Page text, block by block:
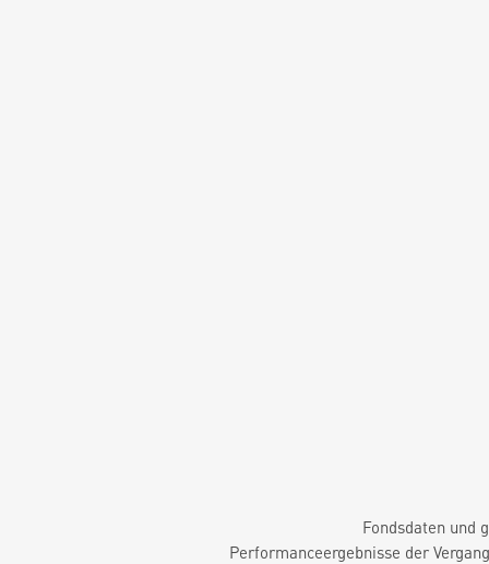
Fondsdaten und
Performanceergebnisse der